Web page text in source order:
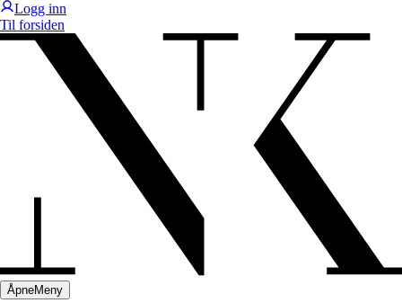
Logg inn
Til forsiden
ÅpneMeny